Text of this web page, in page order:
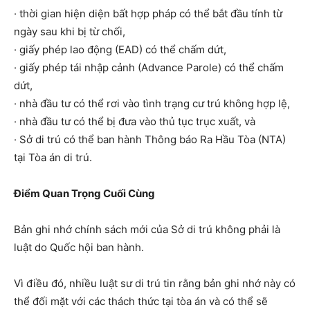
· thời gian hiện diện bất hợp pháp có thể bắt đầu tính từ
ngày sau khi bị từ chối,
· giấy phép lao động (EAD) có thể chấm dứt,
· giấy phép tái nhập cảnh (Advance Parole) có thể chấm
dứt,
· nhà đầu tư có thể rơi vào tình trạng cư trú không hợp lệ,
· nhà đầu tư có thể bị đưa vào thủ tục trục xuất, và
· Sở di trú có thể ban hành Thông báo Ra Hầu Tòa (NTA)
tại Tòa án di trú.
Điểm Quan Trọng Cuối Cùng
Bản ghi nhớ chính sách mới của Sở di trú không phải là
luật do Quốc hội ban hành.
Vì điều đó, nhiều luật sư di trú tin rằng bản ghi nhớ này có
thể đối mặt với các thách thức tại tòa án và có thể sẽ